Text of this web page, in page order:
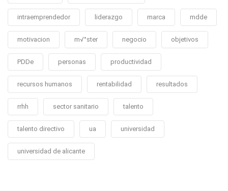
intraemprendedor liderazgo marca mdde
motivacion m√°ster negocio objetivos
PDDe personas productividad
recursos humanos rentabilidad resultados
rrhh sector sanitario talento
talento directivo ua universidad
universidad de alicante